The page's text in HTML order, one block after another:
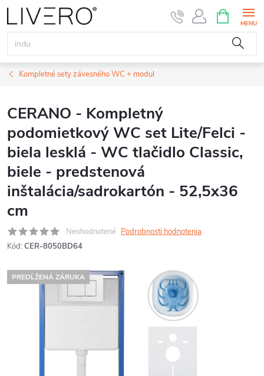
Prejsť
na
obsah
KOŠÍK
Kompletné sety závesného WC + modul
CERANO - Kompletný
podomietkový WC set Lite/Felci -
biela lesklá - WC tlačidlo Classic,
biele - predstenová
inštalácia/sadrokartón - 52,5x36
cm
Neohodnotené Podrobnosti hodnotenia
Kód: CER-8050BD64
PREDĹŽENÁ ZÁRUKA